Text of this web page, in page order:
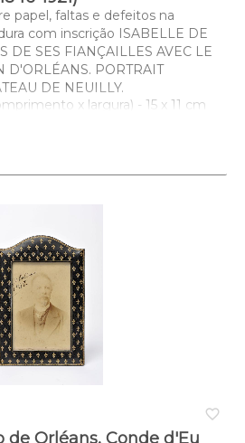
papel, faltas e defeitos na
com inscrição ISABELLE DE
DE SES FIANÇAILLES AVEC LE
D'ORLÉANS. PORTRAIT
DE NEUILLY.
x largura) - 15 x 11 cm
favorite_border
de Orléans, Conde d'Eu